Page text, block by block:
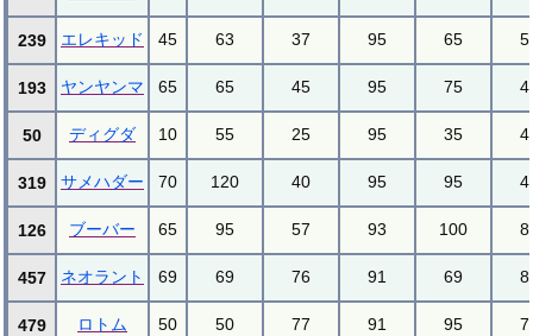
239 エレキッド 45 63 37 95 65
193 ヤンヤンマ 65 65 45 95 75
50 ディグダ 10 55 25 95 35
319 サメハダー 70 120 40 95 95
126 ブーバー 65 95 57 93 100
457 ネオラント 69 69 76 91 69
479 ロトム 50 50 77 91 95